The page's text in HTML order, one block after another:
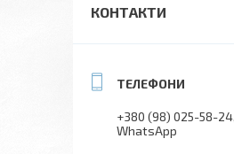
КОНТАКТИ
+380 (98) 025-58-24
WhatsApp